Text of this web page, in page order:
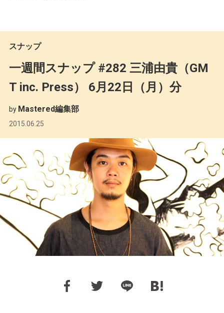
スナップ
一週間スナップ #282 三浦由貴（GM
T inc. Press） 6月22日（月）分
by Mastered編集部
2015.06.25